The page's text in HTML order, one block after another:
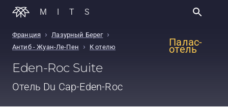
MITS
Палас-
отель
Франция › Лазурный Берег ›
Антиб - Жуан-Ле-Пен › К отелю
Eden-Roc Suite
Отель Du Cap-Eden-Roc